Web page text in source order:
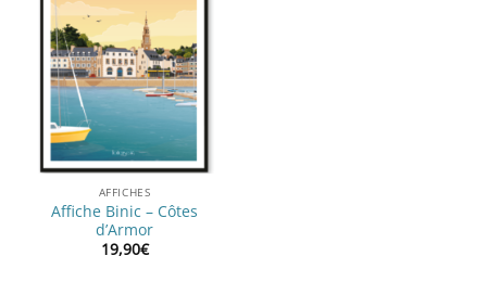
AFFICHES
Affiche Binic – Côtes
d’Armor
19,90€